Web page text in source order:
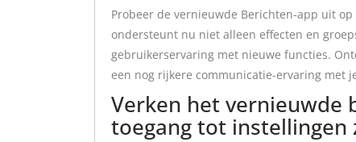
Probeer de vernieuwde Berichten-app uit op
ondersteunt nu niet alleen effecten en
gebruikerservaring met nieuwe functies.
een nog rijkere communicatie-ervaring met
Verken het vernieuwde
toegang tot instellingen